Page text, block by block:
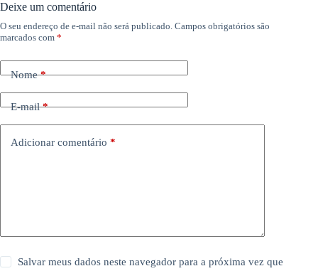
Deixe um comentário
O seu endereço de e-mail não será publicado. Campos obrigatórios são
marcados com *
Nome*
E-mail*
Adicionar comentário *
Salvar meus dados neste navegador para a próxima vez que